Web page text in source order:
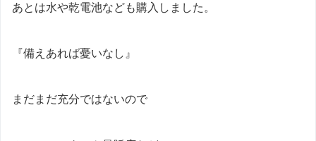
あとは水や乾電池なども購入しました。
『備えあれば憂いなし』
まだまだ充分ではないので